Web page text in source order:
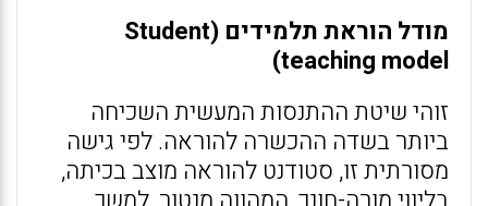
מודל הוראת תלמידים (Student
teaching model
)
זוהי שיטת ההתנסות המעשית השכיחה
ביותר בשדה ההכשרה להוראה. לפי גישה
מסורתית זו, סטודנט להוראה מוצב בכיתה,